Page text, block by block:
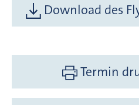
Download des
Termin